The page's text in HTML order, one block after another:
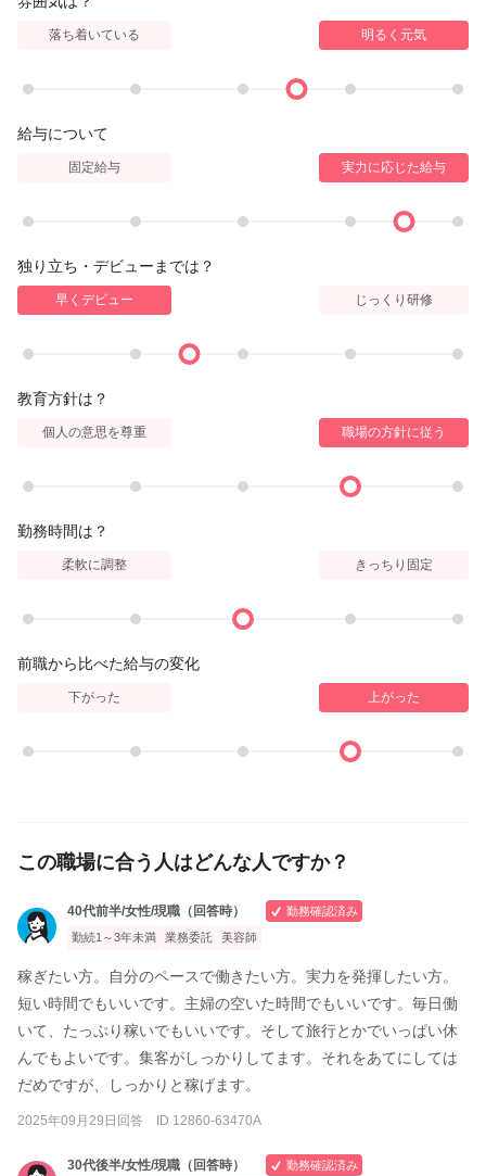
落ち着いている 明るく元気
給与について
固定給与 実力に応じた給与
独り立ち・デビューまでは？
早くデビュー じっくり研修
教育方針は？
個人の意思を尊重 職場の方針に従う
勤務時間は？
柔軟に調整 きっちり固定
前職から比べた給与の変化
下がった 上がった
この職場に合う人はどんな人ですか？
40代前半/女性/現職（回答時）
勤務確認済み
勤続1～3年未満
業務委託 美容師
稼ぎたい方。自分のペースで働きたい方。実力を発揮したい方。
短い時間でもいいです。主婦の空いた時間でもいいです。毎日働
いて、たっぷり稼いでもいいです。そして旅行とかでいっぱい休
んでもよいです。集客がしっかりしてます。それをあてにしては
だめですが、しっかりと稼げます。
2025年09月29日回答 ID 12860-63470A
30代後半/女性/現職（回答時）
勤務確認済み